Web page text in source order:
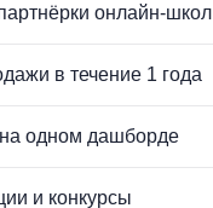
онлайн-школ
в течение 1 года
на одном дашборде
и конкурсы